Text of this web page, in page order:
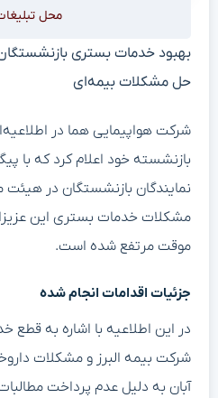
محل
بهبود خدمات بستری
حل مشکلات بیمه‌ای
شرکت هواپیمایی هما در
بازنشسته خود اعلام کرد که با
نمایندگان بازنشستگان در هیئت
مشکلات خدمات بستری این
موقت مرتفع شده است.
جزئیات اقدامات انجام شده
در این اطلاعیه با اشاره به قطع
شرکت بیمه البرز و مشکلات
آبان به دلیل عدم پرداخت